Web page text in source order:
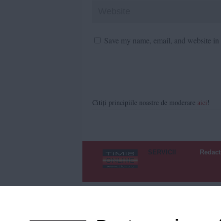
Save my name, email, and website
Citiți principiile noastre de moderare aici!
SERVICII